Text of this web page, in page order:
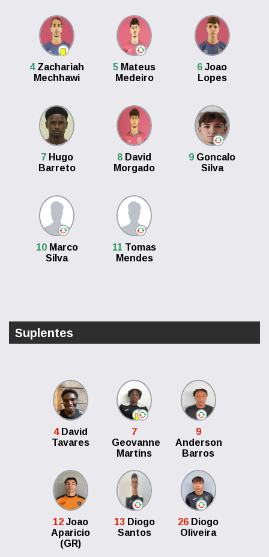
4Zachariah
Mechhawi
5 Mateus
Medeiro
6 Joao
Lopes
7Hugo
Barreto
8 David
Morgado
9 Goncalo
Silva
10Marco
Silva
11 Tomas
Mendes
Suplentes
4David
Tavares
7
Geovanne
Martins
9
Anderson
Barros
12 Joao
Aparicio
(GR)
13Diogo
Santos
26 Diogo
Oliveira